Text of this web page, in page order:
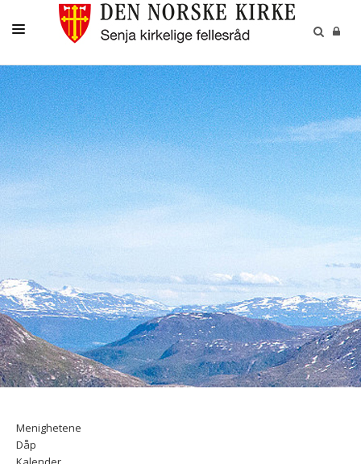
DÅP-VIGSEL-GRAVFERD
GRAVPLASSENE
OM OSS
Menighetene
Dåp